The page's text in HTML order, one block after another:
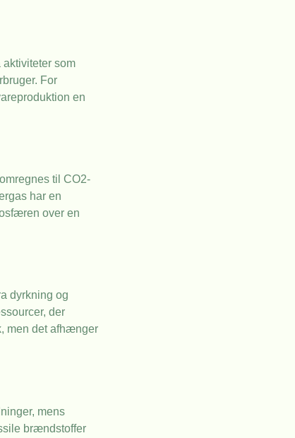
som
For
en
til CO2-
har en
over en
dyrkning og
der
men det afhænger
mens
brændstoffer